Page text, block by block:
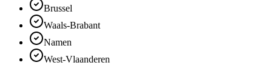
Brussel
Waals-Brabant
Namen
West-Vlaanderen